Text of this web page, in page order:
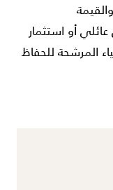
أو استثمار
المرشحة للحفاظ